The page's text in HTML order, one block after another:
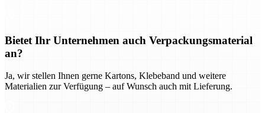
Bietet Ihr Unternehmen auch Verpackungsmaterial
an?
Ja, wir stellen Ihnen gerne Kartons, Klebeband und weitere
Materialien zur Verfügung – auf Wunsch auch mit Lieferung.